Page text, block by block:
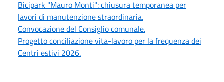
Bicipark "Mauro Monti": chiusura temporanea per
lavori di manutenzione straordinaria.
Convocazione del Consiglio comunale.
Progetto conciliazione vita-lavoro per la frequenza dei
Centri estivi 2026.